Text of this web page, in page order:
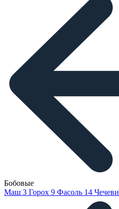
Бобовые
Маш 3 Горох 9 Фасоль 14